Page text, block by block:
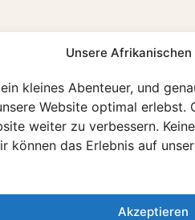
Unsere Afrikanischen
kleines Abenteuer, und
Website optimal erlebst.
weiter zu verbessern.
können das Erlebnis auf
Akzeptieren